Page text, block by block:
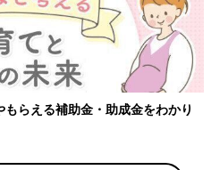
らえる補助金・助成金をわかり